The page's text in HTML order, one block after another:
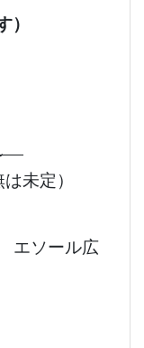
）
～
未定）
エソール広